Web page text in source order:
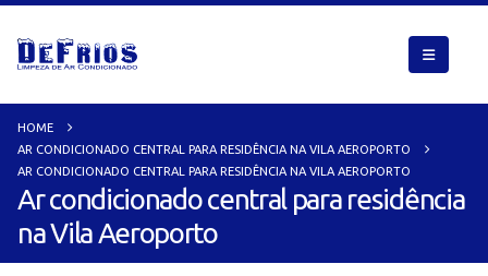
HOME
AR CONDICIONADO CENTRAL PARA RESIDÊNCIA NA VILA AEROPORTO
AR CONDICIONADO CENTRAL PARA RESIDÊNCIA NA VILA AEROPORTO
Ar condicionado central para residência
na Vila Aeroporto